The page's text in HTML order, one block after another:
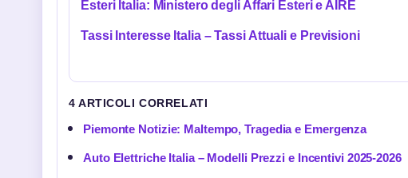
Esteri Italia: Ministero degli Affari Esteri e AIRE
Tassi Interesse Italia – Tassi Attuali e Previsioni
4 ARTICOLI CORRELATI
Piemonte Notizie: Maltempo, Tragedia e Emergenza
Auto Elettriche Italia – Modelli Prezzi e Incentivi 2025-2026